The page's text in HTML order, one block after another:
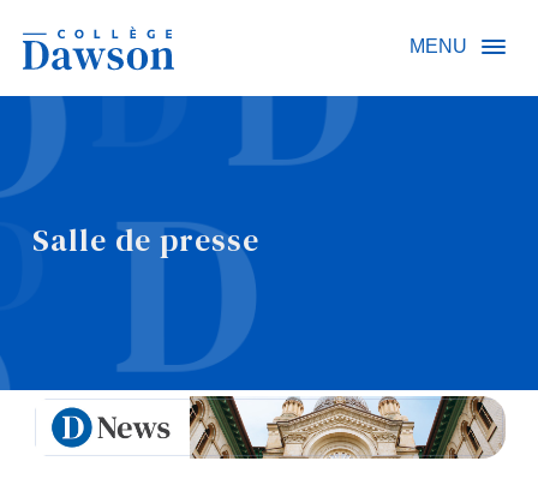
MENU
Salle de presse
Recherche sur le site
Recherche de personnes
EN
Carrières
Liens rapides